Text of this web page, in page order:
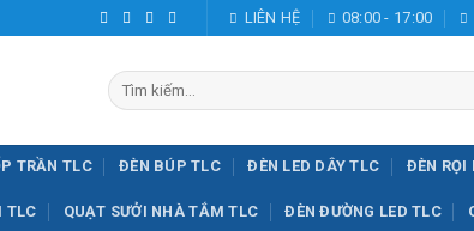
LIÊN HỆ 08:00 - 17:00
Tìm
kiếm:
TRẦN TLC ĐÈN BÚP TLC ĐÈN LED DÂY TLC ĐÈN RỌI
TLC QUẠT SƯỞI NHÀ TẮM TLC ĐÈN ĐƯỜNG LED TLC